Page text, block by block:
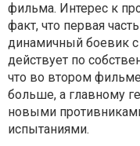
фильма. Интерес к
факт, что первая
динамичный боевик
действует по
что во втором
больше, а главному
новыми
испытаниями.